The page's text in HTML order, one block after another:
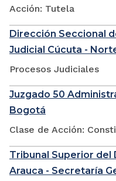
Acción: Tutela
Dirección Seccional
Judicial Cúcuta -
Procesos Judiciales
Juzgado 50
Bogotá
Clase de Acción:
Tribunal Superior del
Arauca - Secretaría